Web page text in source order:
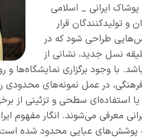
ایرانی _ اسلامی
تولیدکنندگان قرار
طراحی شود که در
نسل جدید، نشانی از
با وجود برگزاری نمایشگاه‌ها
در عمل نمونه‌های محدودی
یا استفاده‌ای سطحی و تزئینی از
معرفی می‌شوند. انگار مفهوم
پوشش‌های عبایی محدود شده